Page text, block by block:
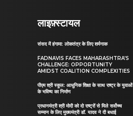
लाइफ़्स्टायल
संसद में हंगामा: लोकतंत्र के लिए शर्मनाक
FADNAVIS FACES MAHARASHTRA’S
CHALLENGE: OPPORTUNITY
AMIDST COALITION COMPLEXITIES
पीएम श्री स्कूल: आधुनिक शिक्षा के साथ राष्ट्र के युवाओं
के भविष्य का निर्माण
प्रधानमंत्री श्री मोदी को दो राष्ट्रों से मिले सर्वोच्च
सम्मान के लिए मुख्यमंत्री डॉ. यादव ने दी बधाई